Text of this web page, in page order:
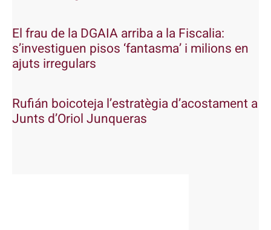
El frau de la DGAIA arriba a la Fiscalia:
s’investiguen pisos ‘fantasma’ i milions en
ajuts irregulars
Rufián boicoteja l’estratègia d’acostament a
Junts d’Oriol Junqueras